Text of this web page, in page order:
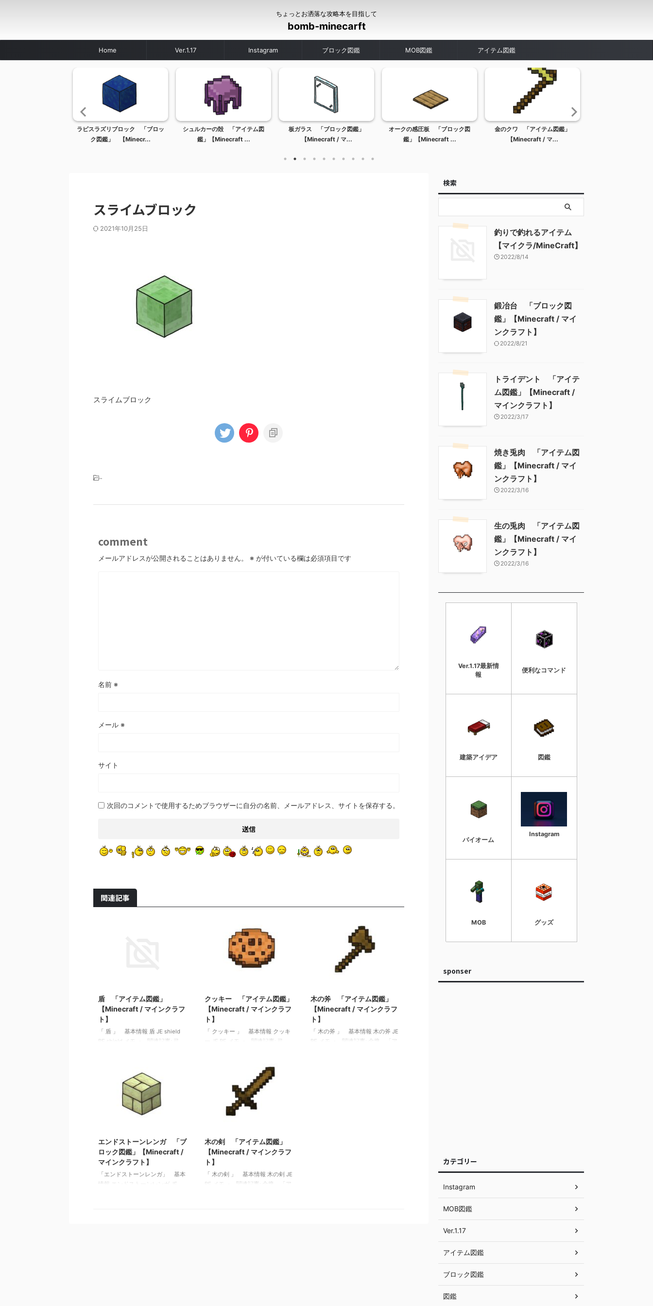
ちょっとお洒落な攻略本を目指して
bomb-minecarft
Home Ver.1.17 Instagram ブロック図鑑 MOB図鑑 アイテム図鑑
ラピスラズリブロック 「ブロッ
ク図鑑」 【Minecr...
シュルカーの殻 「アイテム図
鑑」【Minecraft ...
板ガラス 「ブロック図鑑」
【Minecraft / マ...
オークの感圧板 「ブロック図
鑑」【Minecraft ...
金のクワ 「アイテム図鑑」
【Minecraft / マ...
スライムブロック
2021年10月25日
スライムブロック
-
comment
メールアドレスが公開されることはありません。 ※ が付いている欄は必須項目です
名前 ※
メール ※
サイト
次回のコメントで使用するためブラウザーに自分の名前、メールアドレス、サイトを保存する。
関連記事
盾 「アイテム図鑑」
【Minecraft / マインクラフ
ト】
「 盾 」 基本情報 盾 JE shield
BE shield メモ ・ 関連記事: 弓
インクラフト】 ダイヤモンドの
シャベル 「アイテム図鑑」
【Minecraft / マインクラフト】
金のツルハシ 「アイテム図鑑」
クッキー 「アイテム図鑑」
【Minecraft / マインクラフ
ト】
「 クッキー 」 基本情報 クッキ
ー JE BE メモ ・ 関連記事: 弓
「アイテム図鑑」【Minecraft / マ
インクラフト】 ダイヤモンドの
シャベル 「アイテム図鑑」
【Minecraft / マインクラフト】
金のツルハシ 「アイテム図鑑」
木の斧 「アイテム図鑑」
【Minecraft / マインクラフ
ト】
「 木の斧 」 基本情報 木の斧 JE
BE メモ ・ 関連記事: 金塊 「ア
エンドストーンレンガ 「ブ
ロック図鑑」【Minecraft /
マインクラフト】
「エンドストーンレンガ」 基本
情報 エンドストーンレンガ JE
木の剣 「アイテム図鑑」
【Minecraft / マインクラフ
ト】
「 木の剣 」 基本情報 木の剣 JE
BE メモ ・ 関連記事: 金塊 「ア
検索
釣りで釣れるアイテム
【マイクラ/MineCraft】
2022/8/14
鍛冶台 「ブロック図
鑑」【Minecraft / マイ
ンクラフト】
2022/8/21
トライデント 「アイテ
ム図鑑」【Minecraft /
マインクラフト】
2022/3/17
焼き兎肉 「アイテム図
鑑」【Minecraft / マイ
ンクラフト】
2022/3/16
生の兎肉 「アイテム図
鑑」【Minecraft / マイ
ンクラフト】
2022/3/16
Ver.1.17最新情
報
便利なコマンド
建築アイデア 図鑑
バイオーム
Instagram
MOB グッズ
sponser
カテゴリー
Instagram
MOB図鑑
Ver.1.17
アイテム図鑑
ブロック図鑑
図鑑